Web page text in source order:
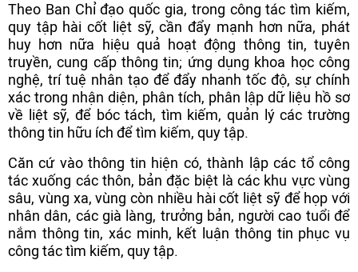
Theo Ban Chỉ đạo quốc gia, trong công tác tìm kiếm,
quy tập hài cốt liệt sỹ, cần đẩy mạnh hơn nữa, phát
huy hơn nữa hiệu quả hoạt động thông tin, tuyên
truyền, cung cấp thông tin; ứng dụng khoa học công
nghệ, trí tuệ nhân tạo để đẩy nhanh tốc độ, sự chính
xác trong nhận diện, phân tích, phân lập dữ liệu hồ sơ
về liệt sỹ, để bóc tách, tìm kiếm, quản lý các trường
thông tin hữu ích để tìm kiếm, quy tập.
Căn cứ vào thông tin hiện có, thành lập các tổ công
tác xuống các thôn, bản đặc biệt là các khu vực vùng
sâu, vùng xa, vùng còn nhiều hài cốt liệt sỹ để họp với
nhân dân, các già làng, trưởng bản, người cao tuổi để
nắm thông tin, xác minh, kết luận thông tin phục vụ
công tác tìm kiếm, quy tập.